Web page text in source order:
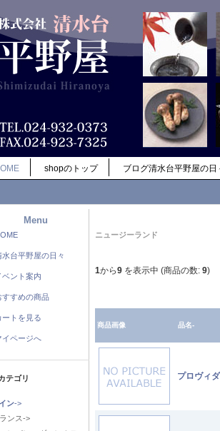
shopのトップ ブログ清水台平野屋の日
Menu
水台平野屋の日々
ベント案内
すすめの商品
ートを見る
イページへ
ゴリ
ン->
ンス->
ニュージーランド
1から9 を表示中 (商品の数: 9)
商品画像 品名-
プロヴィ